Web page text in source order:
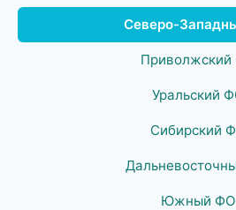
Северо-
Уральский
Сибирский
Южный ФО